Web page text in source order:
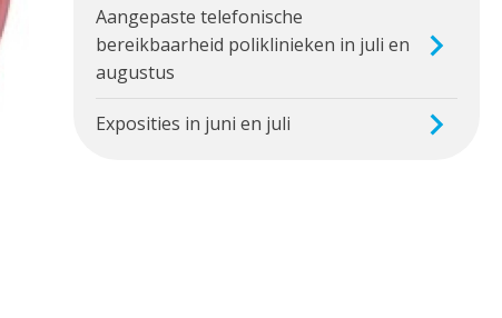
Aangepaste telefonische
bereikbaarheid poliklinieken in juli en
augustus
Exposities in juni en juli